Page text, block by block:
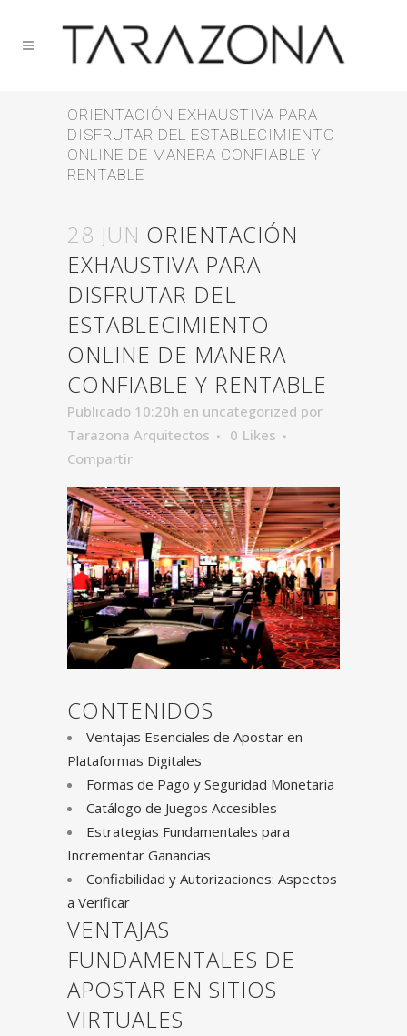
ORIENTACIÓN EXHAUSTIVA PARA
DISFRUTAR DEL ESTABLECIMIENTO
ONLINE DE MANERA CONFIABLE Y
RENTABLE
28 JUN ORIENTACIÓN
EXHAUSTIVA PARA
DISFRUTAR DEL
ESTABLECIMIENTO
ONLINE DE MANERA
CONFIABLE Y RENTABLE
Publicado 10:20h en uncategorized por
Tarazona Arquitectos
0 Likes
Compartir
CONTENIDOS
Ventajas Esenciales de Apostar en
Plataformas Digitales
Formas de Pago y Seguridad Monetaria
Catálogo de Juegos Accesibles
Estrategias Fundamentales para
Incrementar Ganancias
Confiabilidad y Autorizaciones: Aspectos
a Verificar
VENTAJAS
FUNDAMENTALES DE
APOSTAR EN SITIOS
VIRTUALES